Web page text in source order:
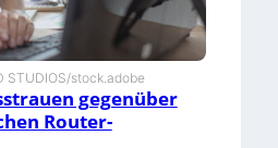
STUDIOS/stock.adobe
gegenüber
Router-